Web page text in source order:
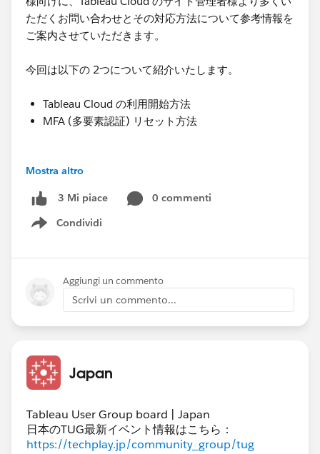
ただくお問い合わせとその対応方法について参考情報を
ご案内させていただきます。
今回は以下の 2つについて紹介いたします。
Tableau Cloud の利用開始方法
MFA (多要素認証) リセット方法
💡Tableau Cloud の利用開始方法
[Tableau Cloud Getting Started and Unable To Access
Site After Purchase]
https://help.salesforce.com/s/articleView?
方法①；Tableau Cloud の招待メールより開始する。
お客様のメールボックスから件名「Welcome to
Mostra altro
3 Mi piace
0 commenti
Condividi
Show menu
Aggiungi un commento
Scrivi un commento...
Japan
Tableau User Group board | Japan
日本のTUG最新イベント情報はこちら：
https://techplay.jp/community_group/tug